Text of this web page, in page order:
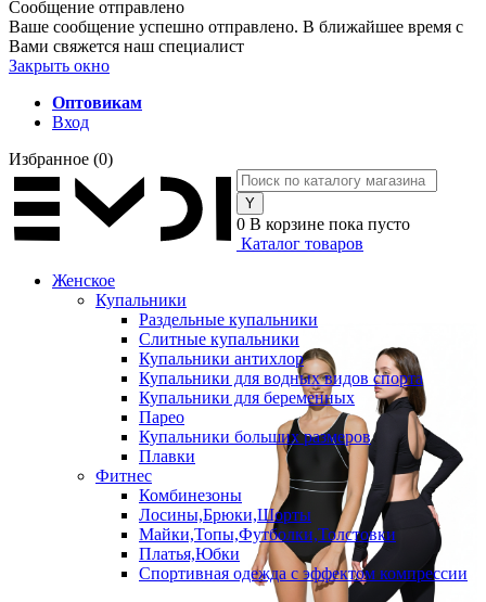
Сообщение отправлено
Ваше сообщение успешно отправлено. В ближайшее время с
Вами свяжется наш специалист
Закрыть окно
Оптовикам
Вход
Избранное (0)
0 В корзине пока пусто
Каталог товаров
Женское
Купальники
Раздельные купальники
Слитные купальники
Купальники антихлор
Купальники для водных видов спорта
Купальники для беременных
Парео
Купальники больших размеров
Плавки
Фитнес
Комбинезоны
Лосины,Брюки,Шорты
Майки,Топы,Футболки,Толстовки
Платья,Юбки
Спортивная одежда с эффектом компрессии